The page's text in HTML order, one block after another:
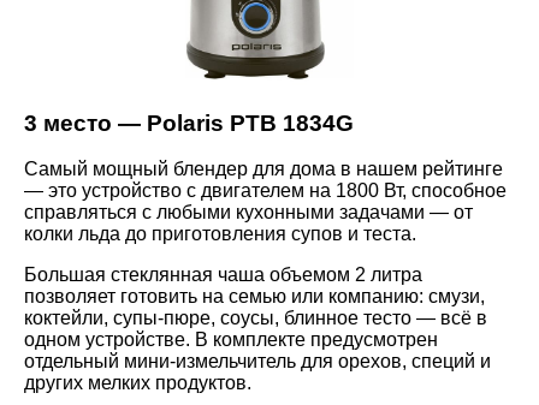
3 место — Polaris PTB 1834G
Самый мощный блендер для дома в нашем рейтинге
— это устройство с двигателем на 1800 Вт, способное
справляться с любыми кухонными задачами — от
колки льда до приготовления супов и теста.
Большая стеклянная чаша объемом 2 литра
позволяет готовить на семью или компанию: смузи,
коктейли, супы-пюре, соусы, блинное тесто — всё в
одном устройстве. В комплекте предусмотрен
отдельный мини-измельчитель для орехов, специй и
других мелких продуктов.